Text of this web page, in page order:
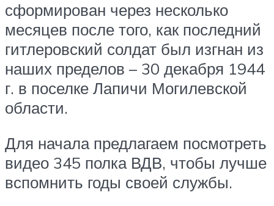
сформирован через несколько
месяцев после того, как последний
гитлеровский солдат был изгнан из
наших пределов – 30 декабря 1944
г. в поселке Лапичи Могилевской
области.
Для начала предлагаем посмотреть
видео 345 полка ВДВ, чтобы лучше
вспомнить годы своей службы.